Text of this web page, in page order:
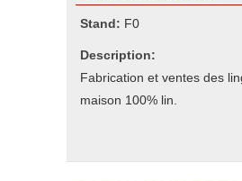
Stand: F0
Description:
Fabrication et ventes des
maison 100% lin.